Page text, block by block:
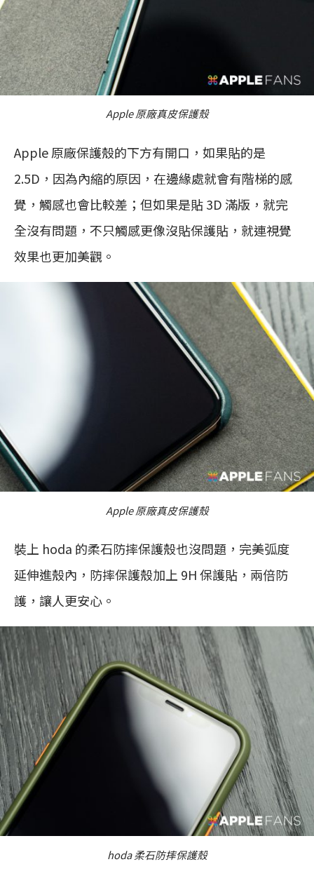
Apple 原廠真皮保護殼
Apple 原廠保護殼的下方有開口，如果貼的是
2.5D，因為內縮的原因，在邊緣處就會有階梯的感
覺，觸感也會比較差；但如果是貼 3D 滿版，就完
全沒有問題，不只觸感更像沒貼保護貼，就連視覺
效果也更加美觀。
Apple 原廠真皮保護殼
裝上 hoda 的柔石防摔保護殼也沒問題，完美弧度
延伸進殼內，防摔保護殼加上 9H 保護貼，兩倍防
護，讓人更安心。
hoda 柔石防摔保護殼